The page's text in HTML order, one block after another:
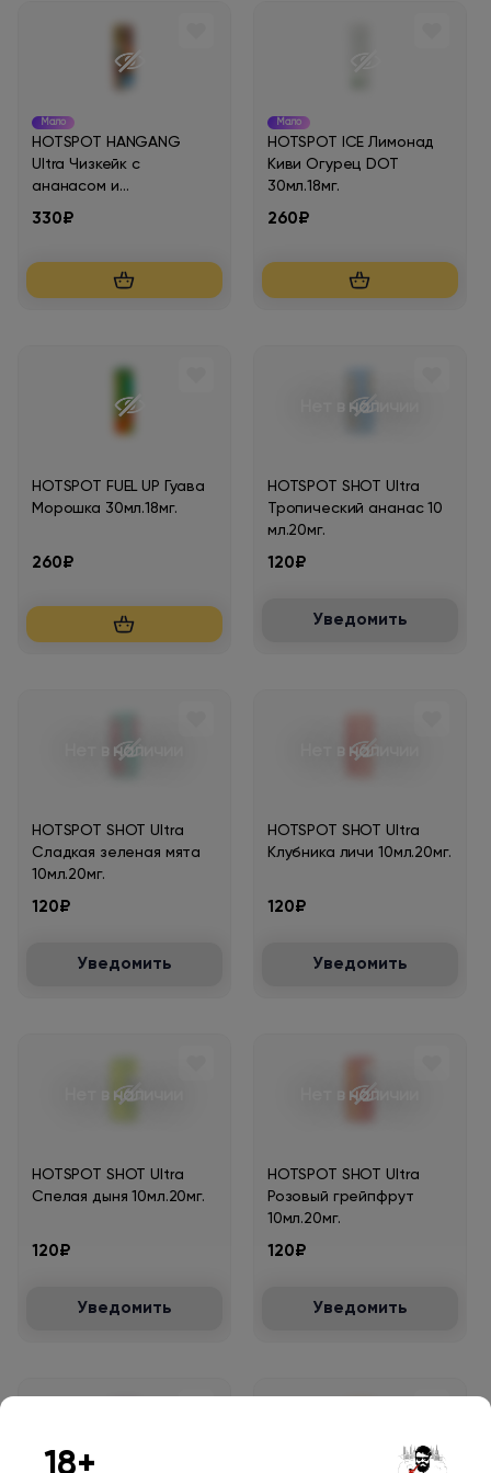
Hotspot fuel morph ultra
Hotspot fuel ultra
Hotspot fuel up
Hotspot hangang
Hotspot hangang ultra
Hotspot ice
Hotspot ice ultra
Hotspot shot ultra
Мало
HOTSPOT HANGANG
Ultra Чизкейк с
ананасом и
лемонграссом
330₽
Мало
HOTSPOT ICE Лимонад
Киви Огурец DOT
30мл.18мг.
260₽
HOTSPOT FUEL UP Гуава
Морошка 30мл.18мг.
260₽
Нет в наличии
HOTSPOT SHOT Ultra
Тропический ананас 10
мл.20мг.
120₽
Уведомить
Нет в наличии
HOTSPOT SHOT Ultra
Сладкая зеленая мята
10мл.20мг.
120₽
Уведомить
Нет в наличии
HOTSPOT SHOT Ultra
Клубника личи 10мл.20мг.
120₽
Уведомить
Нет в наличии
HOTSPOT SHOT Ultra
Спелая дыня 10мл.20мг.
120₽
Уведомить
Нет в наличии
HOTSPOT SHOT Ultra
Розовый грейпфрут
10мл.20мг.
120₽
Уведомить
18+